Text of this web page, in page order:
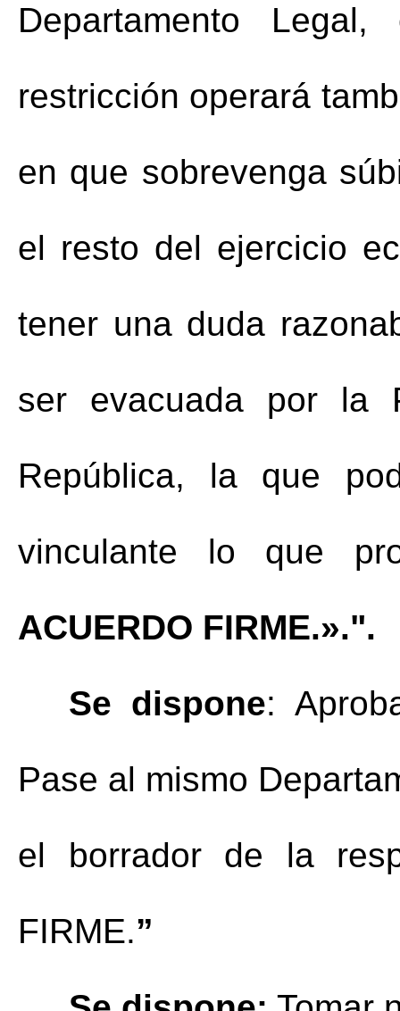
Departamento
restricción operará
el resto del ejercicio
tener una duda
ser evacuada por la
República, la que
vinculante lo que
ACUERDO FIRME.».".
Se dispone:
Pase al mismo
el borrador de la
FIRME.”